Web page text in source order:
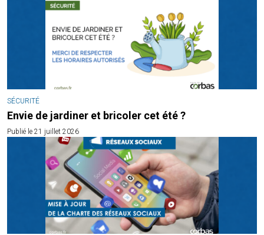
SÉCURITÉ
Envie de jardiner et bricoler cet été ?
Publié le 21 juillet 2026